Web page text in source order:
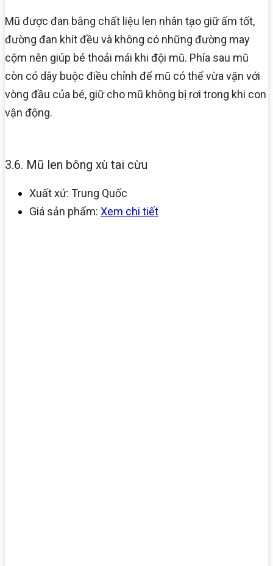
Mũ được đan bằng chất liệu len nhân tạo giữ ấm tốt,
đường đan khít đều và không có những đường may
cộm nên giúp bé thoải mái khi đội mũ. Phía sau mũ
còn có dây buộc điều chỉnh để mũ có thể vừa vặn với
vòng đầu của bé, giữ cho mũ không bị rơi trong khi con
vận động.
3.6. Mũ len bông xù tai cừu
Xuất xứ: Trung Quốc
Giá sản phẩm: Xem chi tiết